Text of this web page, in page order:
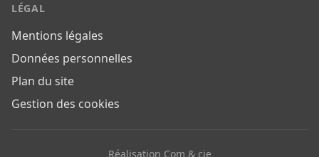
LÉGAL
Mentions légales
Données personnelles
Plan du site
Gestion des cookies
Réalisation Com & cie